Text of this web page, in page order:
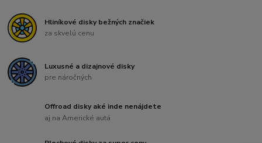
Hliníkové disky bežných značiek
za skvelú cenu
Luxusné a dizajnové disky
pre náročných
Offroad disky aké inde nenájdete
aj na Americké autá